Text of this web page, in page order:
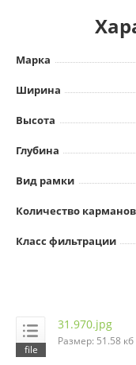
Марка
Ширина
Высота
Глубина
Вид рамки
Количество карманов
Класс фильтрации
31.970.jpg
Размер: 51.58 кб